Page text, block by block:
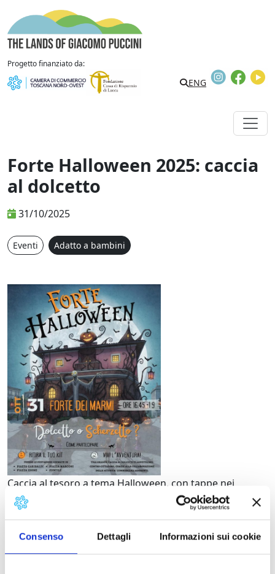
Consenso Dettagli Informazioni sui cookie
Vai al contenuto
Progetto finanziato da:
Search
ENG
Instagram
Forte Halloween 2025: caccia
al dolcetto
31/10/2025
Eventi Adatto a bambini
Caccia al tesoro a tema Halloween, con tappe nei
negozi aderenti dove i più piccoli, muniti del kit “Caccia
al Dolcetto”, potranno ritirare dolcetti e sorprese
punti tematici di distribuzione del kit – in Piazza
Garibaldi, Piazza Marconi, Piazza Idone e al Pontile –